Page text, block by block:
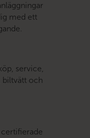
med ett
service,
biltvätt och
certifierade